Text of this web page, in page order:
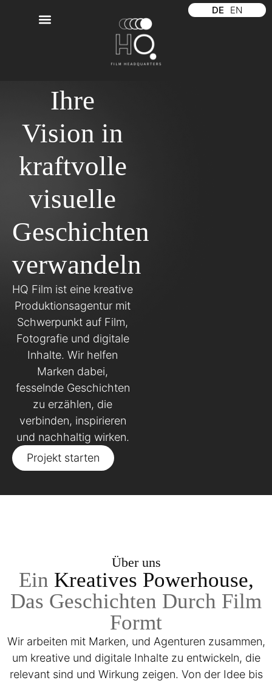
DE EN
Ihre
Vision in
kraftvolle
visuelle
Geschichten
verwandeln
HQ Film ist eine kreative
Produktionsagentur mit
Schwerpunkt auf Film,
Fotografie und digitale
Inhalte. Wir helfen
Marken dabei,
fesselnde Geschichten
zu erzählen, die
verbinden, inspirieren
und nachhaltig wirken.
Projekt starten
Über uns
Ein Kreatives Powerhouse,
Das Geschichten Durch Film
Formt
Wir arbeiten mit Marken, und Agenturen zusammen,
um kreative und digitale Inhalte zu entwickeln, die
relevant sind und Wirkung zeigen. Von der Idee bis